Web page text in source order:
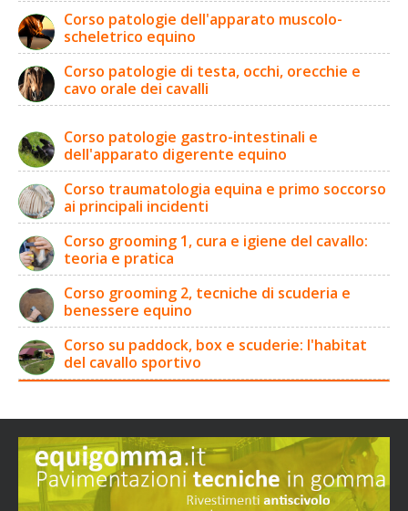
Corso patologie dell'apparato muscolo-
scheletrico equino
Corso patologie di testa, occhi, orecchie e
cavo orale dei cavalli
Corso patologie gastro-intestinali e
dell'apparato digerente equino
Corso traumatologia equina e primo soccorso
ai principali incidenti
Corso grooming 1, cura e igiene del cavallo:
teoria e pratica
Corso grooming 2, tecniche di scuderia e
benessere equino
Corso su paddock, box e scuderie: l'habitat
del cavallo sportivo